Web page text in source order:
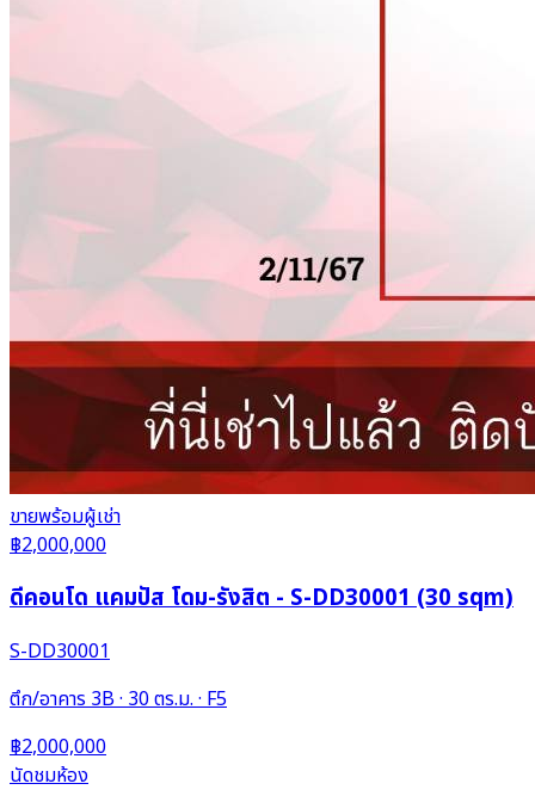
ขายพร้อมผู้เช่า
฿2,000,000
ดีคอนโด แคมปัส โดม-รังสิต - S-DD30001 (30 sqm)
S-DD30001
ตึก/อาคาร 3B · 30 ตร.ม. · F5
฿2,000,000
นัดชมห้อง